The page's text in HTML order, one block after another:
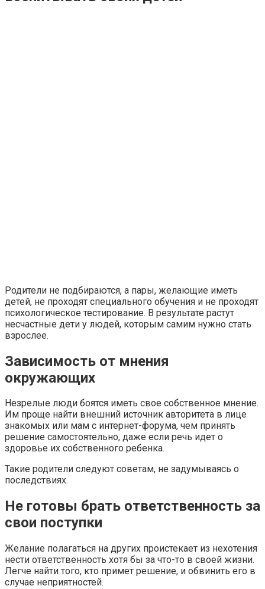
Родители не подбираются, а пары, желающие иметь
детей, не проходят специального обучения и не проходят
психологическое тестирование. В результате растут
несчастные дети у людей, которым самим нужно стать
взрослее.
Зависимость от мнения
окружающих
Незрелые люди боятся иметь свое собственное мнение.
Им проще найти внешний источник авторитета в лице
знакомых или мам с интернет-форума, чем принять
решение самостоятельно, даже если речь идет о
здоровье их собственного ребенка.
Такие родители следуют советам, не задумываясь о
последствиях.
Не готовы брать ответственность за
свои поступки
Желание полагаться на других проистекает из нехотения
нести ответственность хотя бы за что-то в своей жизни.
Легче найти того, кто примет решение, и обвинить его в
случае неприятностей.